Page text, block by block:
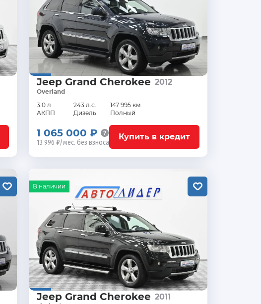
Jeep Grand Cherokee 2012
Overland
3.0 л
243 л.с.
147 995 км.
АКПП
Дизель Полный
Купить в кредит
1 065 000 ₽
13 996 ₽/мес. без взноса
Jeep Grand Cherokee 2011
В наличии